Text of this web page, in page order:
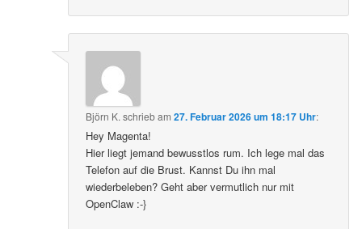
Björn K. schriebam27. Februar 2026 um 18:17 Uhr:
Hey Magenta!
Hier liegt jemand bewusstlos rum. Ich lege mal das
Telefon auf die Brust. Kannst Du ihn mal
wiederbeleben? Geht aber vermutlich nur mit
OpenClaw :-}